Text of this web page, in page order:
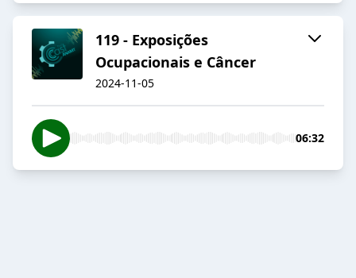
119 - Exposições
Ocupacionais e Câncer
2024-11-05
06:32